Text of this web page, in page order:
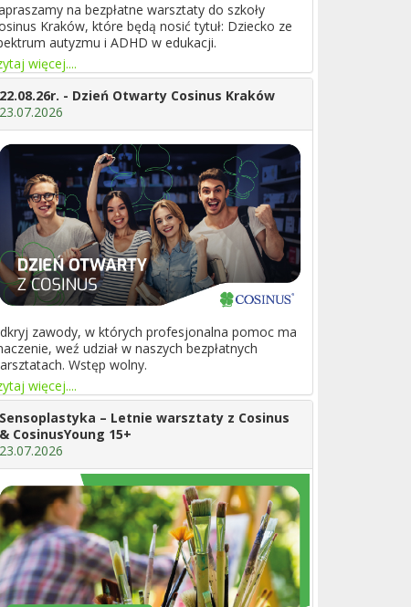
na bezpłatne warsztaty do szkoły
Kraków, które będą nosić tytuł: Dziecko ze
autyzmu i ADHD w edukacji.
więcej....
22.08.26r. - Dzień Otwarty Cosinus Kraków
23.07.2026
zawody, w których profesjonalna pomoc ma
weź udział w naszych bezpłatnych
Wstęp wolny.
więcej....
Sensoplastyka – Letnie warsztaty z Cosinus
& CosinusYoung 15+
23.07.2026